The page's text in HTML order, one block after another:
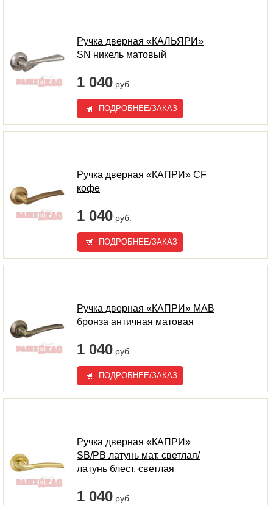
Ручка дверная «КАЛЬЯРИ»
SN никель матовый
1 040 руб.
ПОДРОБНЕЕ/ЗАКАЗ
Ручка дверная «КАПРИ» CF
кофе
1 040 руб.
ПОДРОБНЕЕ/ЗАКАЗ
Ручка дверная «КАПРИ» MAB
бронза античная матовая
1 040 руб.
ПОДРОБНЕЕ/ЗАКАЗ
Ручка дверная «КАПРИ»
SB/PB латунь мат. светлая/
латунь блест. светлая
1 040 руб.